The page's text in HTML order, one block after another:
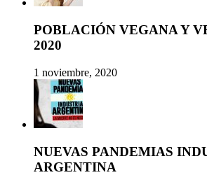
POBLACIÓN VEGANA Y
2020
1 noviembre, 2020
NUEVAS PANDEMIAS
ARGENTINA